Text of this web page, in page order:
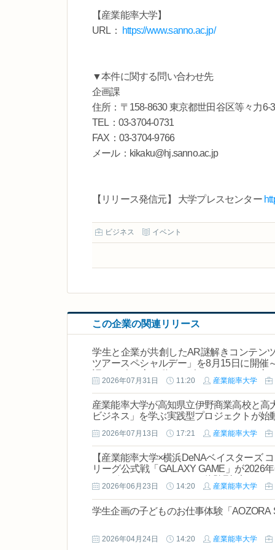
【産業能率大学】
URL：
https://www.sanno.ac.jp/
▼本件に関する問い合わせ先
企画課
住所：〒158-8630 東京都世田谷区等々力6-
TEL：03-3704-0731
FAX：03-3704-9766
メール：kikaku@hj.sanno.ac.jp
【リリース発信元】 大学プレスセンター
ビジネス イベント
この企業の関連リリース
学生と企業が共創したAR謎解きコンテン
ツアースペシャルデー」を8月15日に開催
2026年07月31日 11:20 産業能率大学
産業能率大学が高知県立伊野商業高校と
ビジネス」を学ぶ実践型プロジェクトが始
2026年07月13日 17:21 産業能率大学
【産業能率大学×横浜DeNAベイスターズ
リーグ公式戦「GALAXY GAME」が2026
コラボフードやユニークな体験型ブースで
2026年06月23日 14:20 産業能率大学
学生企画の子どものお仕事体験「AOZORA
2026年04月24日 14:20 産業能率大学